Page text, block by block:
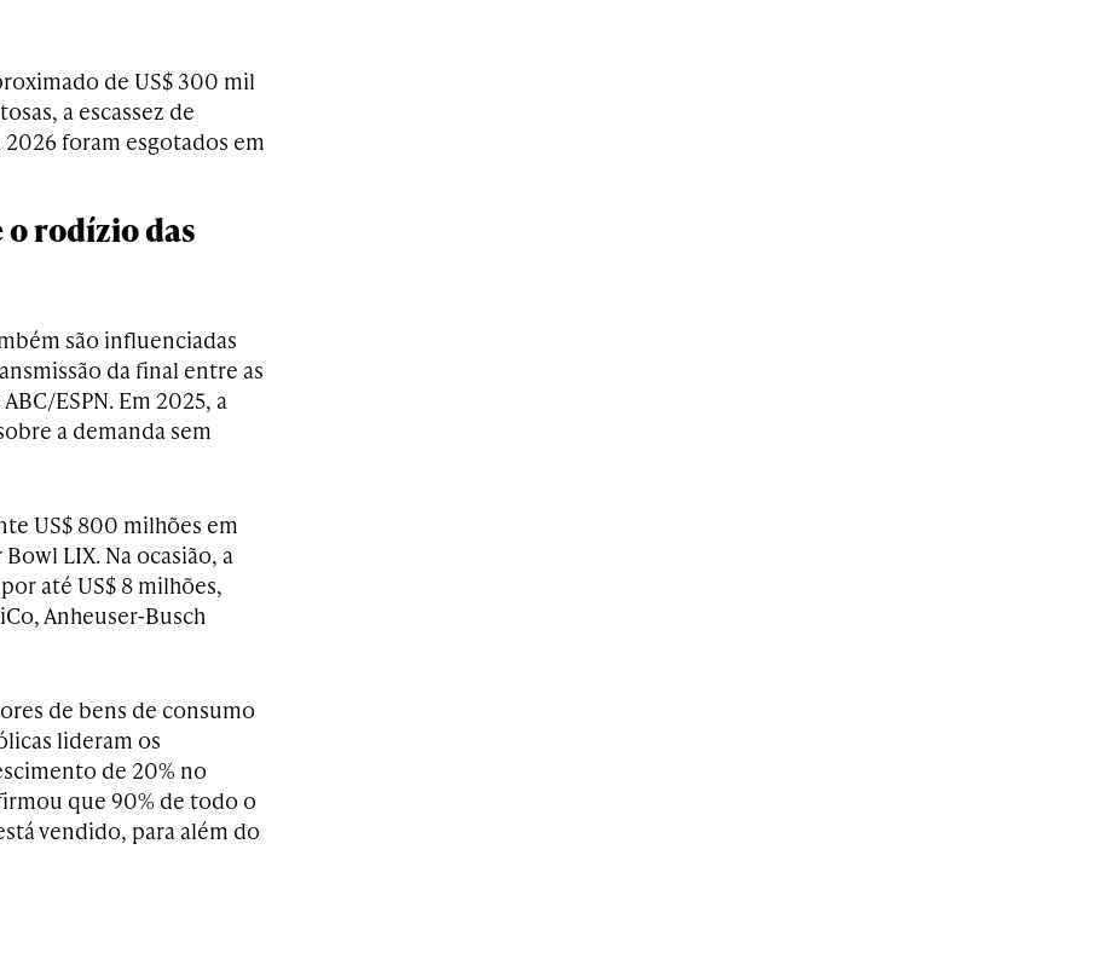
de US$ 300 mil
a escassez de
foram esgotados em
o rodízio das
são influenciadas
da final entre as
ESPN. Em 2025, a
a demanda sem
US$ 800 milhões em
LIX. Na ocasião, a
até US$ 8 milhões,
Anheuser-Busch
de bens de consumo
lideram os
de 20% no
que 90% de todo o
vendido, para além do